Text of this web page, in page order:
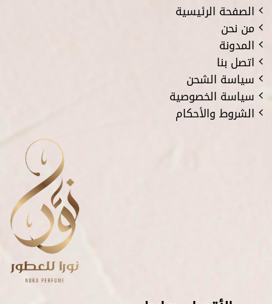
الصفحة الرئيسية
من نحن
المدونة
اتصل بنا
سياسة الشحن
سياسة الخصوصية
الشروط والأحكام